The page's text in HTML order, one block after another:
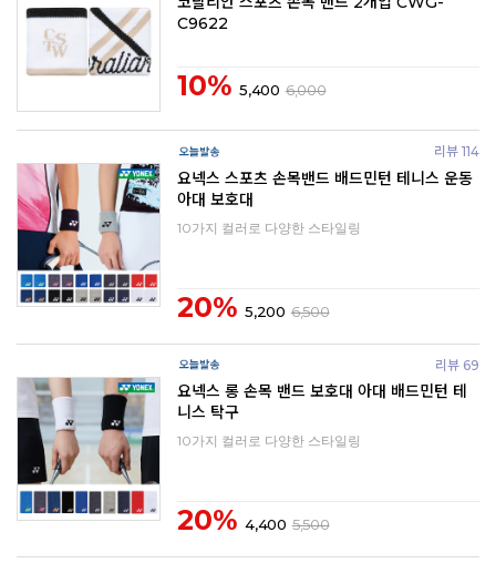
C9622
10% 5,400 6,000
리뷰 114
요넥스 스포츠 손목밴드 배드민턴 테니스 운동
아대 보호대
10가지 컬러로 다양한 스타일링
20% 5,200 6,500
리뷰 69
요넥스 롱 손목 밴드 보호대 아대 배드민턴 테
니스 탁구
10가지 컬러로 다양한 스타일링
20% 4,400 5,500